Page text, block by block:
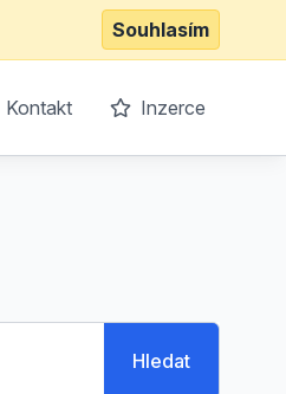
Souhlasím
Kontakt Inzerce
Hledat